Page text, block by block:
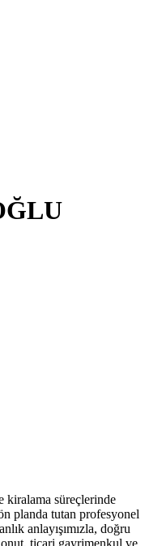
kiralama süreçlerinde
planda tutan profesyonel
anlayışımızla, doğru